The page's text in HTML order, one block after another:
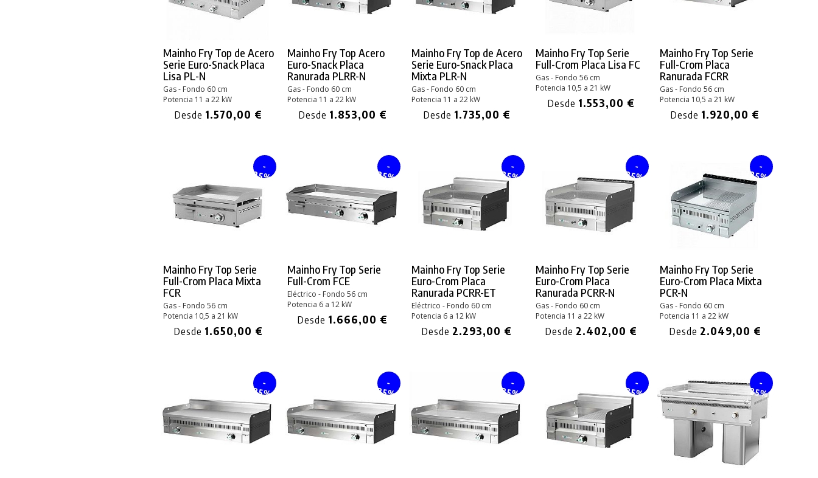
Mainho Fry Top de Acero
Serie Euro-Snack Placa
Lisa PL-N
Gas - Fondo 60 cm
Potencia 11 a 22 kW
Desde 1.570,00 €
Mainho Fry Top Acero
Euro-Snack Placa
Ranurada PLRR-N
Gas - Fondo 60 cm
Potencia 11 a 22 kW
Desde 1.853,00 €
Mainho Fry Top de Acero
Serie Euro-Snack Placa
Mixta PLR-N
Gas - Fondo 60 cm
Potencia 11 a 22 kW
Desde 1.735,00 €
Mainho Fry Top Serie
Full-Crom Placa Lisa FC
Gas - Fondo 56 cm
Potencia 10,5 a 21 kW
Desde 1.553,00 €
Mainho Fry Top Serie
Full-Crom Placa
Ranurada FCRR
Gas - Fondo 56 cm
Potencia 10,5 a 21 kW
Desde 1.920,00 €
-
25%
Mainho Fry Top Serie
Full-Crom Placa Mixta
FCR
Gas - Fondo 56 cm
Potencia 10,5 a 21 kW
Desde 1.650,00 €
-
25%
Mainho Fry Top Serie
Full-Crom FCE
Eléctrico - Fondo 56 cm
Potencia 6 a 12 kW
Desde 1.666,00 €
-
25%
Mainho Fry Top Serie
Euro-Crom Placa
Ranurada PCRR-ET
Eléctrico - Fondo 60 cm
Potencia 6 a 12 kW
Desde 2.293,00 €
-
25%
Mainho Fry Top Serie
Euro-Crom Placa
Ranurada PCRR-N
Gas - Fondo 60 cm
Potencia 11 a 22 kW
Desde 2.402,00 €
-
25%
Mainho Fry Top Serie
Euro-Crom Placa Mixta
PCR-N
Gas - Fondo 60 cm
Potencia 11 a 22 kW
Desde 2.049,00 €
-
25%
-
25%
-
25%
-
25%
-
25%